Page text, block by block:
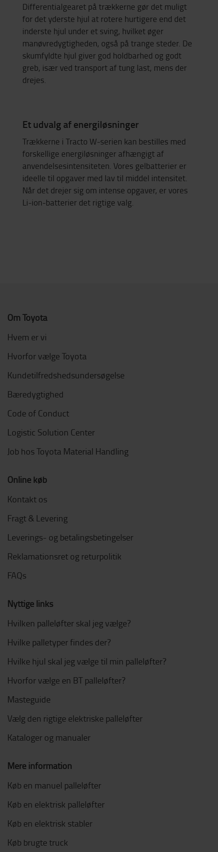
Differentialgearet på trækkerne gør det muligt
for det yderste hjul at rotere hurtigere end det
inderste hjul under et sving, hvilket øger
manøvredygtigheden, også på trange steder. De
skumfyldte hjul giver god holdbarhed og godt
greb, især ved transport af tung last, mens der
drejes.
Et udvalg af energiløsninger
Trækkerne i Tracto W-serien kan bestilles med
forskellige energiløsninger afhængigt af
anvendelsesintensiteten. Vores gelbatterier er
ideelle til opgaver med lav til middel intensitet.
Når det drejer sig om intense opgaver, er vores
Li-ion-batterier det rigtige valg.
Om Toyota
Hvem er vi
Hvorfor vælge Toyota
Kundetilfredshedsundersøgelse
Bæredygtighed
Code of Conduct
Logistic Solution Center
Job hos Toyota Material Handling
Online køb
Kontakt os
Fragt & Levering
Leverings- og betalingsbetingelser
Reklamationsret og returpolitik
FAQs
Nyttige links
Hvilken palleløfter skal jeg vælge?
Hvilke palletyper findes der?
Hvilke hjul skal jeg vælge til min palleløfter?
Hvorfor vælge en BT palleløfter?
Masteguide
Vælg den rigtige elektriske palleløfter
Kataloger og manualer
Mere information
Køb en manuel palleløfter
Køb en elektrisk palleløfter
Køb en elektrisk stabler
Køb brugte truck